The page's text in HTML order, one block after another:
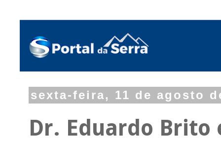
sexta-feira, 11 de agosto
Dr. Eduardo